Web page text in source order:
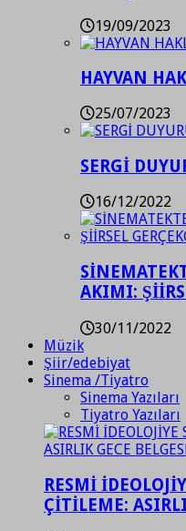
19/09/2023
HAYVAN
25/07/2023
SERGİ
16/12/2022
AKIMI:
30/11/2022
Müzik
Şiir/edebiyat
Sinema /Tiyatro
Sinema Yazıları
Tiyatro Yazıları
RESMİ
ÇİTİLEME: